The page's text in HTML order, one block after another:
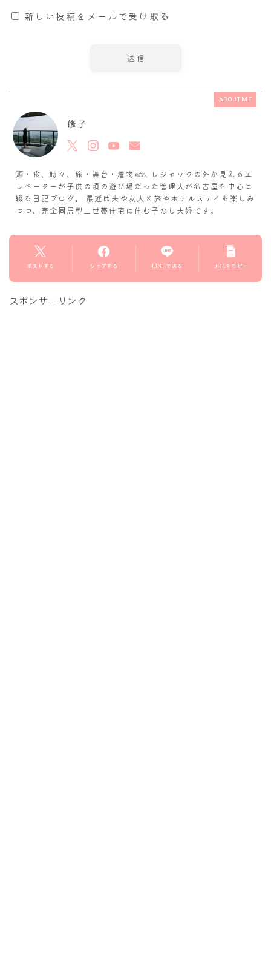
新しい投稿をメールで受け取る
ABOUT ME
修子
酒・食、時々、旅・舞台・着物𝓮𝓽𝓬. レジャックの外が見えるエ
レベーターが子供の頃の遊び場だった管理人が名古屋を中心に
綴る日記ブログ。 最近は夫や友人と旅やホテルステイも楽しみ
つつ、完全同居型二世帯住宅に住む子なし夫婦です。
ポストする シェアする LINEで送る URLをコピー
スポンサーリンク